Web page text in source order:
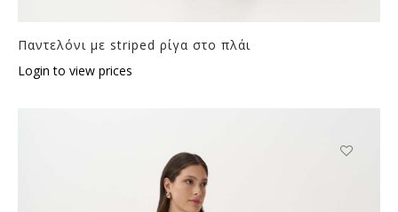
Παντελόνι με striped ρίγα στο πλάι
Login to view prices